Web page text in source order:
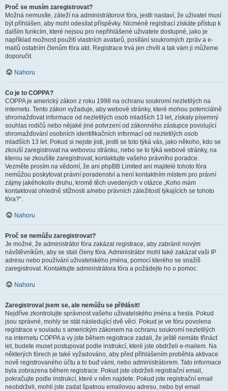
Proč se musím zaregistrovat?
Možná nemusíte, záleží na administrátorovi fóra, jestli nastaví, že uživatel musí
být přihlášen, aby mohl odesílat příspěvky. Nicméně registrací získáte přístup k
dalším funkcím, které nejsou pro nepřihlášené uživatele dostupné, jako je
například možnost použití vlastních avatarů, posílání soukromých zpráv a e-
mailů ostatním členům fóra atd. Registrace trvá jen chvíli a tak vám ji můžeme
doporučit.
Nahoru
Co je to COPPA?
COPPA je americký zákon z roku 1998 na ochranu soukromí nezletilých na
internetu. Tento zákon vyžaduje, aby webové stránky, které mohou potenciálně
shromažďovat informace od nezletilých osob mladších 13 let, získaly písemný
souhlas rodičů nebo nějaké jiné potvrzení od zákonného zástupce povolující
shromažďování osobních identifikačních informací od nezletilých osob
mladších 13 let. Pokud si nejste jisti, jestli se toto týká vás, jako někoho, kdo se
zkouší zaregistrovat na webovou stránku, nebo se to týká webové stránky, na
kterou se zkoušíte zaregistrovat, kontaktujte vašeho právního poradce.
Vezměte prosím na vědomí, že ani phpBB Limited ani majitelé tohoto fóra
nemůžou poskytovat právní poradenství a není kontaktním místem pro právní
zájmy jakéhokoliv druhu, kromě těch uvedených v otázce „Koho mám
kontaktovat ohledně stížnosti a/nebo právních záležitostí týkajících se tohoto
fóra?“.
Nahoru
Proč se nemůžu zaregistrovat?
Je možné, že administrátor fóra zakázal registrace, aby zabránil novým
návštěvníkům, aby se stali členy fóra. Administrátor mohl také zakázat vaši IP
adresu nebo používání uživatelského jména, pomocí kterého se snažíš
zaregistrovat. Kontaktujte administrátora fóra a požádejte ho o pomoc.
Nahoru
Zaregistroval jsem se, ale nemůžu se přihlásit!
Nejdříve zkontrolujte správnost vašeho uživatelského jména a hesla. Pokud
jsou správné, mohly se stát následující dvě věci. Pokud je ve fóru povolena
registrace v souladu s americkým zákonem na ochranu soukromí nezletilých
na internetu COPPA a vy jste během registrace zadali, že ještě nemáte třináct
let, budete muset postupovat podle instrukcí, které jste obdrželi e-mailem. Na
některých fórech je také vyžadováno, aby před přihlášením proběhla aktivace
nově registrovaného účtu a to buď vámi, nebo administrátorem. Tato informace
byla zobrazena během registrace. Pokud jste obdrželi registrační email,
pokračujte podle instrukcí, které v něm najdete. Pokud jste registrační email
neobdrželi, mohli jste zadat špatnou emailovou adresu, nebo byl email